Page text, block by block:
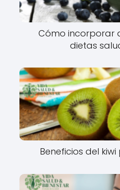
Cómo incorporar
dietas
Beneficios del